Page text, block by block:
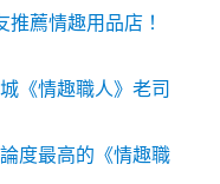
推薦情趣用品店！
《情趣職人》老司
度最高的《情趣職